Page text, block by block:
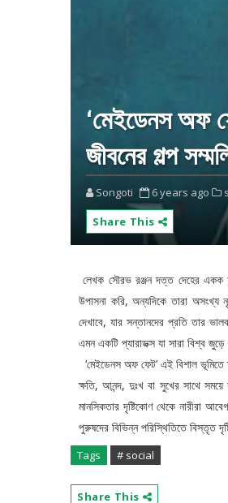
‘মেইডেনস অফ
জীবনের গল্প
Songoti 6 years ago
Share This
লেখক সৌরভ রঞ্জন দত্ত দেহের একক
উপাসনা করি, অন্যদিকে তারা অসংখ্য
দেখাবে, যার সন্তানদের প্রতি তার
এমন একটি প্যারাডক্স যা সারা বিশ্ব
‘মেইডেনস অফ ফেট’ এই বিশাল ভূমিতে
ক্ষতি, আনন্দ, দুঃখ বা সুখের সাথে
মানসিকতার দৃষ্টিকোণ থেকে নারীরা
পুরুষদের বিভিন্ন পরিস্থিতিতে বিস্তৃত
Tags # social
Share This